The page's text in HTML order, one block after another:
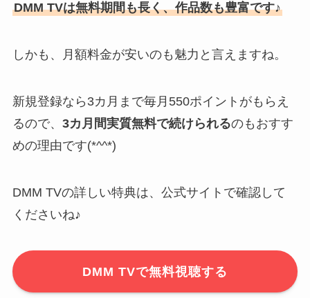
DMM TVは無料期間も長く、作品数も豊富です♪
しかも、月額料金が安いのも魅力と言えますね。
新規登録なら3カ月まで毎月550ポイントがもらえ
るので、 3カ月間実質無料で続けられるのもおすす
めの理由です(*^^*)
DMM TVの詳しい特典は、公式サイトで確認して
くださいね♪
DMM TVで無料視聴する